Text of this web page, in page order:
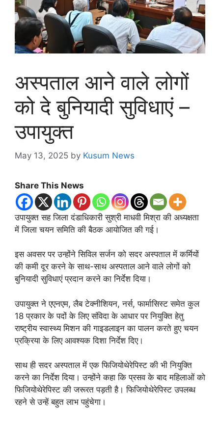
अस्पताल आने वाले लोगों
को दे बुनियादी सुविधाएं –
उपायुक्त
May 13, 2025 by Kusum News
Share This News
उपायुक्त सह जिला दंडाधिकारी सुश्री माधवी मिश्रा की अध्यक्षता
में जिला चयन समिति की बैठक आयोजित की गई।
इस अवसर पर उन्होंने सिविल सर्जन को सदर अस्पताल में कर्मियों
की कमी दूर करने के साथ-साथ अस्पताल आने वाले लोगों को
बुनियादी सुविधाएं प्रदान करने का निर्देश दिया।
उपायुक्त ने एएनएम, लैब टेक्नीशियन, नर्स, फार्मासिस्ट समेत कुल
18 प्रकार के पदों के लिए संविदा के आधार पर नियुक्ति हेतु
राष्ट्रीय स्वास्थ्य मिशन की गाइडलाइन का पालन करते हुए चयन
प्रक्रिया के लिए आवश्यक दिशा निर्देश दिए।
साथ ही सदर अस्पताल में एक फिजियोथेरेपिस्ट की भी नियुक्ति
करने का निर्देश दिया। उन्होंने कहा कि प्रसव के बाद महिलाओं को
फिजियोथेरेपिस्ट की जरूरत पड़ती है। फिजियोथेरेपिस्ट उपलब्ध
रहने से उन्हें बहुत लाभ पहुंचेगा।